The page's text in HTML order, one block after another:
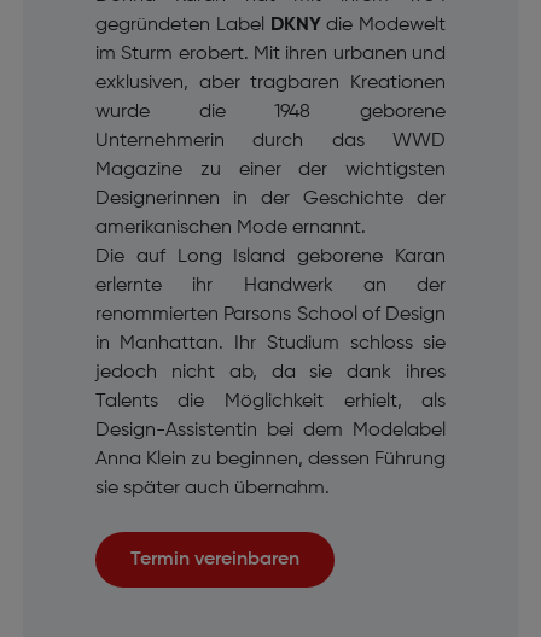
gegründeten Label
DKNYdie Modewelt
im Sturm erobert. Mit ihren urbanen und
exklusiven, aber tragbaren Kreationen
wurde die 1948 geborene
Unternehmerin durch das WWD
Magazine zu einer der wichtigsten
Designerinnen in der Geschichte der
amerikanischen Mode ernannt.
Die auf Long Island geborene Karan
erlernte ihr Handwerk an der
renommierten Parsons School of Design
in Manhattan. Ihr Studium schloss sie
jedoch nicht ab, da sie dank ihres
Talents die Möglichkeit erhielt, als
Design-Assistentin bei dem Modelabel
Anna Klein zu beginnen, dessen Führung
sie später auch übernahm.
Termin vereinbaren